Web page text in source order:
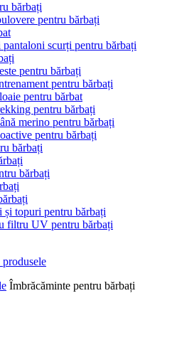
bărbați
pentru bărbați
pantaloni scurți pentru bărbați
pentru bărbați
pentru bărbați
pentru bărbat
pentru bărbați
merino pentru bărbați
pentru bărbați
bărbați
bărbați
topuri pentru bărbați
filtru UV pentru bărbați
Îmbrăcăminte pentru bărbați